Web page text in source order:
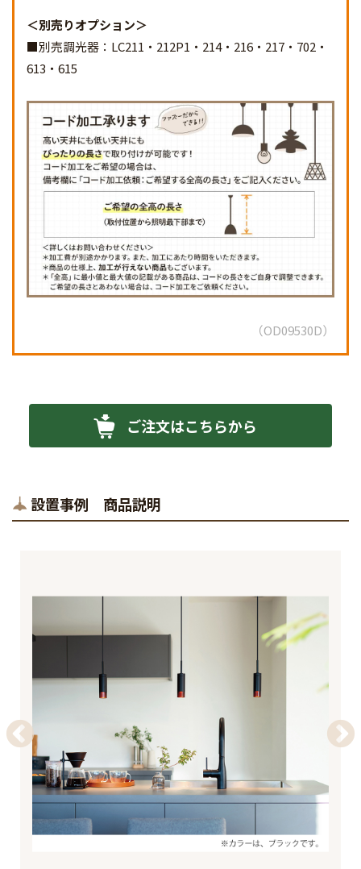
別売りオプション
■別売調光器：LC211・212P1・214・216・217・702・
613・615
OD09530D
ご注文はこちらから
設置事例 商品説明